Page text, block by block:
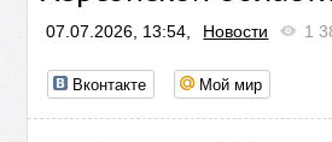
07.07.2026, 13:54, Новости 1
Вконтакте Мой мир